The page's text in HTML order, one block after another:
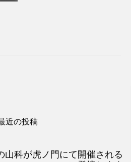
近の投稿
山科が虎ノ門にて開催される